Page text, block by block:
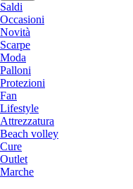
Saldi
Occasioni
Novità
Scarpe
Moda
Palloni
Protezioni
Fan
Lifestyle
Attrezzatura
Beach volley
Cure
Outlet
Marche